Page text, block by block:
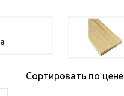
Сортировать по цене